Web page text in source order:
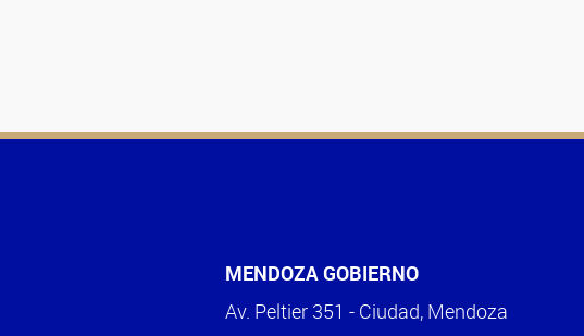
MENDOZA GOBIERNO
Av. Peltier 351 - Ciudad, Mendoza